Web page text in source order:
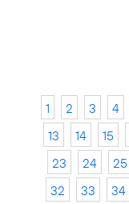
1 2 3 4
13
14 15
23
24 25
32
33 34